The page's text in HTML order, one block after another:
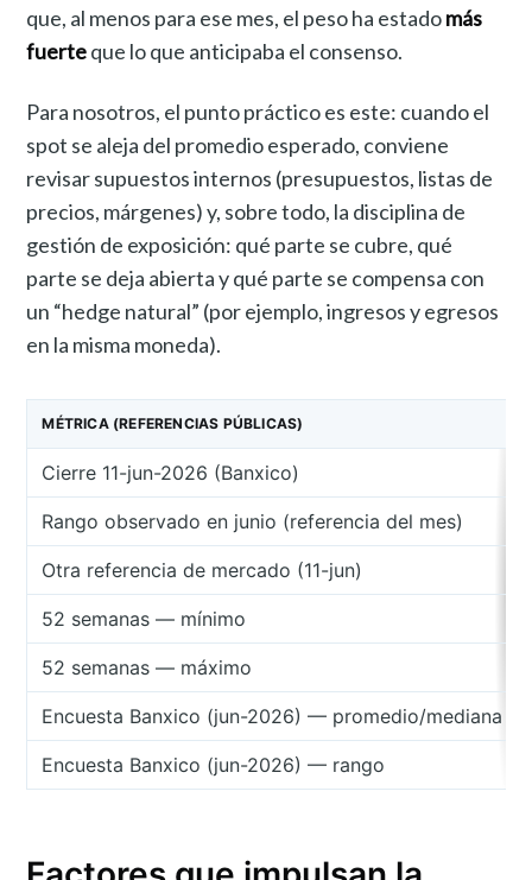
que, al menos para ese mes, el peso ha estadomás
fuerteque lo que anticipaba el consenso.
Para nosotros, el punto práctico es este: cuando el
spot se aleja del promedio esperado, conviene
revisar supuestos internos (presupuestos, listas de
precios, márgenes) y, sobre todo, la disciplina de
gestión de exposición: qué parte se cubre, qué
parte se deja abierta y qué parte se compensa con
un “hedge natural” (por ejemplo, ingresos y egresos
en la misma moneda).
MÉTRICA (REFERENCIAS PÚBLICAS)
Cierre 11-jun-2026 (Banxico)
Rango observado en junio (referencia del mes)
Otra referencia de mercado (11-jun)
52 semanas — mínimo
52 semanas — máximo
Encuesta Banxico (jun-2026) — promedio/mediana
Encuesta Banxico (jun-2026) — rango